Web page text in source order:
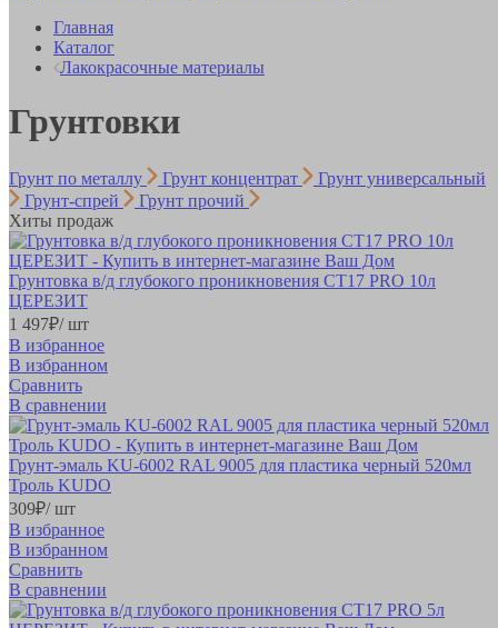
Главная
Каталог
Лакокрасочные материалы
Грунтовки
Грунт по металлу Грунт концентрат
Грунт универсальный
Грунт-спрей
Грунт прочий
Хиты продаж
Грунтовка в/д глубокого проникновения СТ17 PRO 10л
ЦЕРЕЗИТ
1 497₽/ шт
В избранное
В избранном
Сравнить
В сравнении
Грунт-эмаль KU-6002 RAL 9005 для пластика черный 520мл
Троль KUDO
309₽/ шт
В избранное
В избранном
Сравнить
В сравнении